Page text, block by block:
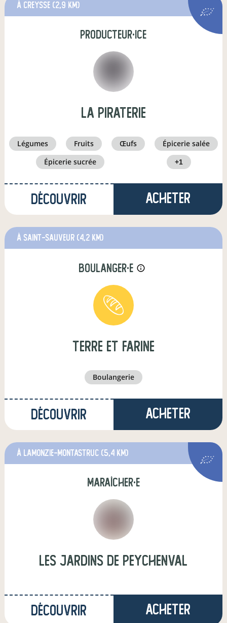
à creysse (2,9 km)
producteur·ice
la piraterie
légumes fruits œufs
épicerie salée
épicerie sucrée
+1
Découvrir Acheter
à Saint-Sauveur (4,2 km)
boulanger·e info_outline
Terre et farine
boulangerie
Découvrir Acheter
à lamonzie-montastruc (5,4 km)
maraîcher·e
les jardins de peychenval
Découvrir Acheter